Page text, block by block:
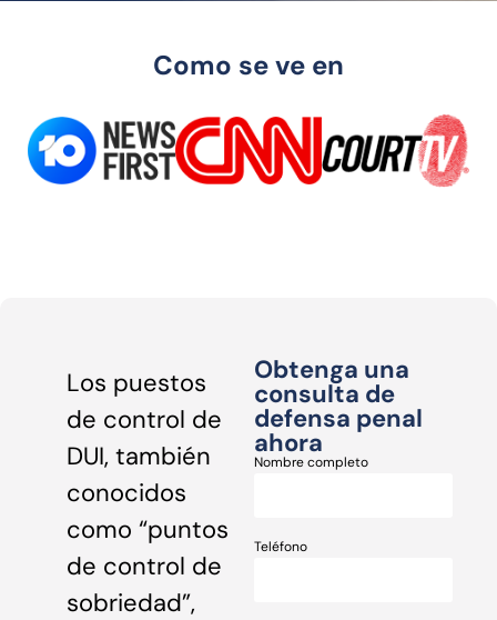
Como se ve en
Los puestos
de control de
DUI, también
conocidos
como “puntos
de control de
sobriedad”,
Obtenga una
consulta de
defensa penal
ahora
Nombre completo
Teléfono